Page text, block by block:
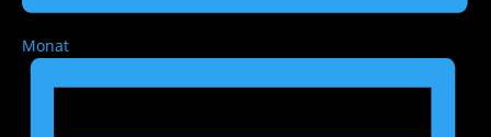
Monat